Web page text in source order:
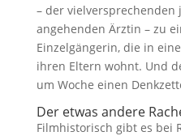
– der vielversprechenden
angehenden Ärztin – zu
Einzelgängerin, die in
ihren Eltern wohnt. Und
um Woche einen
Der etwas andere
Filmhistorisch gibt es bei